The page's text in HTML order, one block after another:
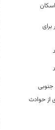
جنوبی
از حوادث